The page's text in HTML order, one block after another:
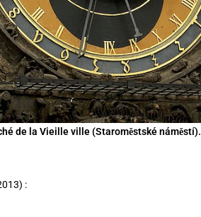
de la Vieille ville (Staroměstské náměstí).
: